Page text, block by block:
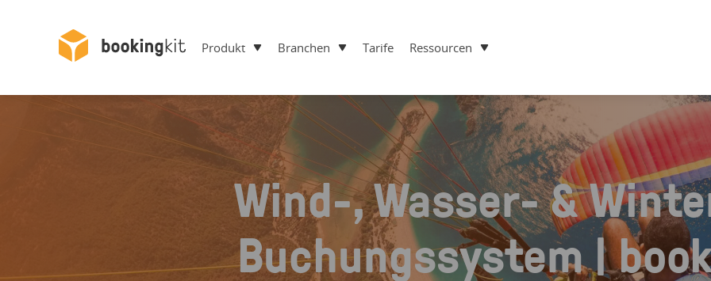
Produkt Branchen Tarife Ressourcen
Wind-, Wasser- &
Buchungssystem |